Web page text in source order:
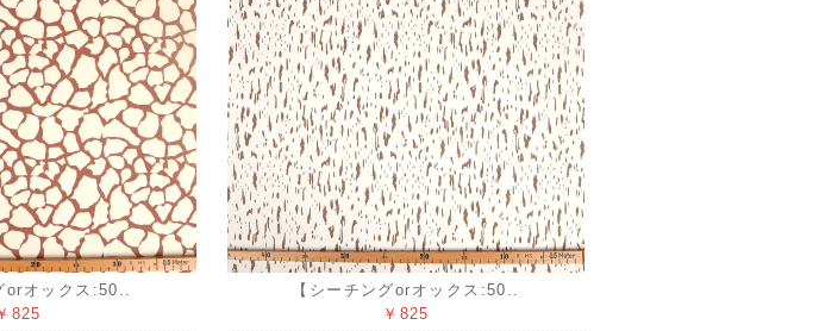
orオックス:50..
825
【シーチングorオックス:50..
￥825